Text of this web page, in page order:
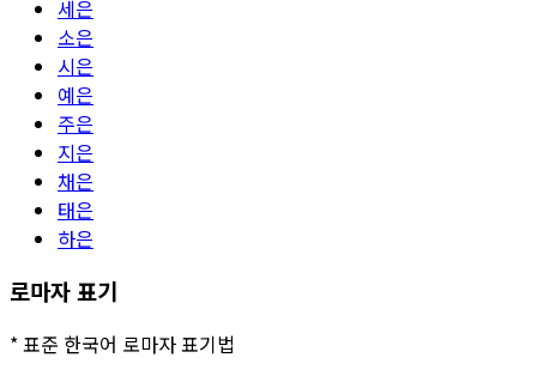
세은
소은
시은
예은
주은
지은
채은
태은
하은
로마자 표기
*표준 한국어 로마자 표기법